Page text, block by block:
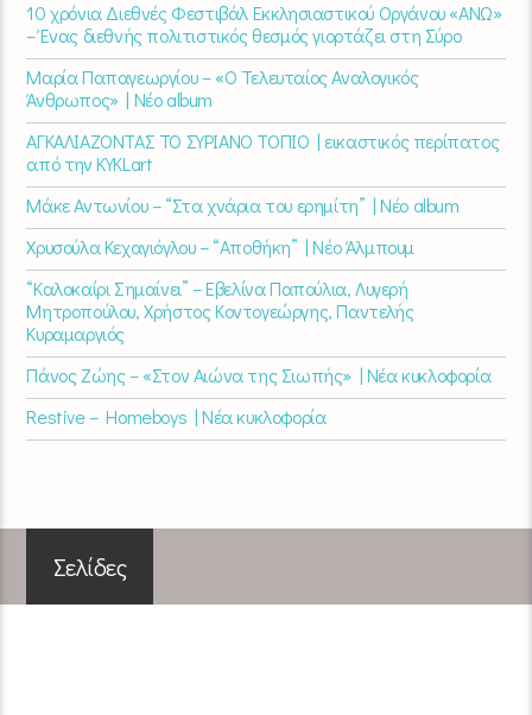
10 χρόνια Διεθνές Φεστιβάλ Εκκλησιαστικού Οργάνου «ΑΝΩ»
– Ένας διεθνής πολιτιστικός θεσμός γιορτάζει στη Σύρο​
Μαρία Παπαγεωργίου – «Ο Τελευταίος Αναλογικός
Άνθρωπος» | Νέο album
ΑΓΚΑΛΙΑΖΟΝΤΑΣ ΤΟ ΣΥΡΙΑΝΟ ΤΟΠΙΟ | εικαστικός περίπατος
από την KYKLart
Μάκε Αντωνίου – “Στα χνάρια του ερημίτη” | Νέο album
Χρυσούλα Κεχαγιόγλου – “Αποθήκη” | Νέο Άλμπουμ
“Καλοκαίρι Σημαίνει” – Εβελίνα Παπούλια, Λυγερή
Μητροπούλου, Χρήστος Κοντογεώργης, Παντελής
Κυραμαργιός
Πάνος Ζώης – «Στον Αιώνα της Σιωπής» | Νέα κυκλοφορία
Restive – Homeboys | Νέα κυκλοφορία
Σελίδες